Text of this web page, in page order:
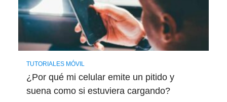
TUTORIALES MÓVIL
¿Por qué mi celular emite un pitido y
suena como si estuviera cargando?